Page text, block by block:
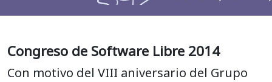
Congreso de Software Libre 2014
Con motivo del VIII aniversario del Grupo